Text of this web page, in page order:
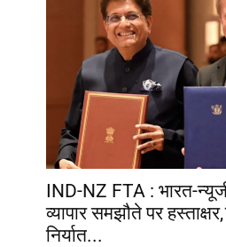
IND-NZ FTA : भारत-
व्यापार समझौते पर
निर्यात...